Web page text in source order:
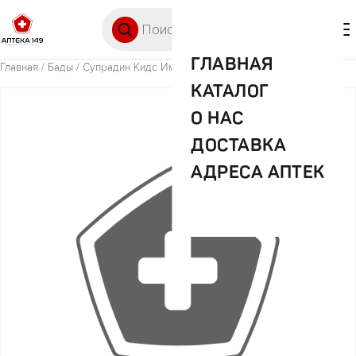
ГЛАВНАЯ
КАТАЛОГ
О НАС
ДОСТАВКА
АДРЕСА АПТЕК
Главная / Бады / Супрадин Кидс Иммуно №30 жев пастилки